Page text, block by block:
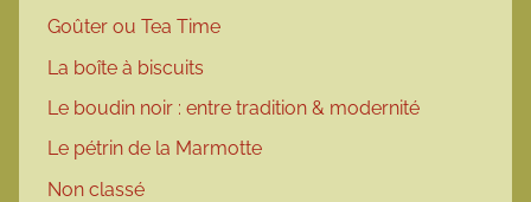
Goûter ou Tea Time
La boîte à biscuits
Le boudin noir : entre tradition & modernité
Le pétrin de la Marmotte
Non classé